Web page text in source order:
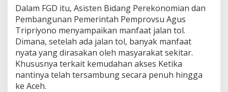
Dalam FGD itu, Asisten Bidang Perekonomian dan
Pembangunan Pemerintah Pemprovsu Agus
Tripriyono menyampaikan manfaat jalan tol.
Dimana, setelah ada jalan tol, banyak manfaat
nyata yang dirasakan oleh masyarakat sekitar.
Khususnya terkait kemudahan akses Ketika
nantinya telah tersambung secara penuh hingga
ke Aceh.